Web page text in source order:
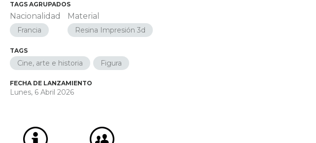
TAGS AGRUPADOS
Nacionalidad
Francia
Material
Resina Impresión 3d
TAGS
Cine, arte e historia Figura
FECHA DE LANZAMIENTO
Lunes, 6 Abril 2026